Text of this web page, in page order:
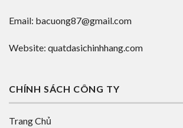
Email: bacuong87@gmail.com
Website: quatdasichinhhang.com
CHÍNH SÁCH CÔNG TY
Trang Chủ